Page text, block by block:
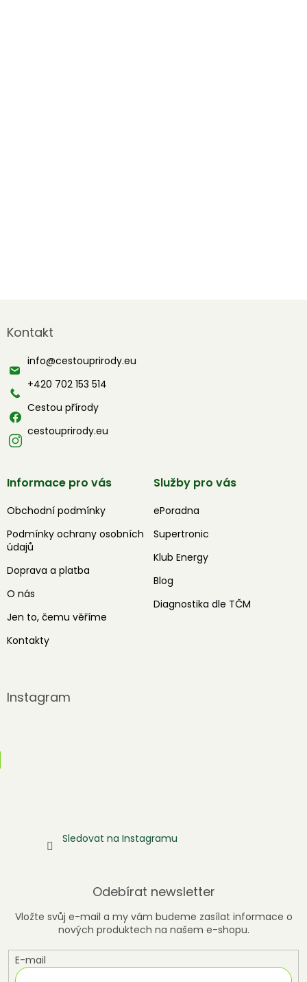
p
t
Kontakt
info@cestouprirody.eu
+420 702 153 514
Cestou přírody
cestouprirody.eu
Informace pro vás
Obchodní podmínky
Podmínky ochrany osobních
údajů
Doprava a platba
O nás
Jen to, čemu věříme
Kontakty
Služby pro vás
ePoradna
Supertronic
Klub Energy
Blog
Diagnostika dle TČM
Instagram
Sledovat na Instagramu
Odebírat newsletter
Vložte svůj e-mail a my vám budeme zasílat informace o
nových produktech na našem e-shopu.
E-mail